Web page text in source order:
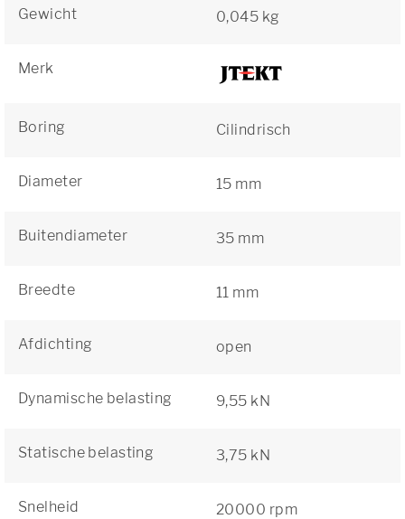
Gewicht 0,045 kg
Merk
Boring Cilindrisch
Diameter 15 mm
Buitendiameter 35 mm
Breedte 11 mm
Afdichting open
Dynamische belasting 9,55 kN
Statische belasting 3,75 kN
Snelheid 20000 rpm